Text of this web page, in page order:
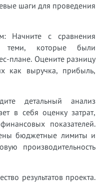
шаги для проведения
Начните с сравнения
теми, которые были
плане. Оцените разницу
как выручка, прибыль,
детальный анализ
в себя оценку затрат,
показателей.
бюджетные лимиты и
производительность
результатов проекта.